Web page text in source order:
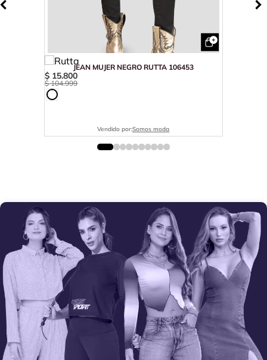
JEAN MUJER NEGRO RUTTA 106453
$ 15.800
$ 104.999
Vendido por:Somos moda